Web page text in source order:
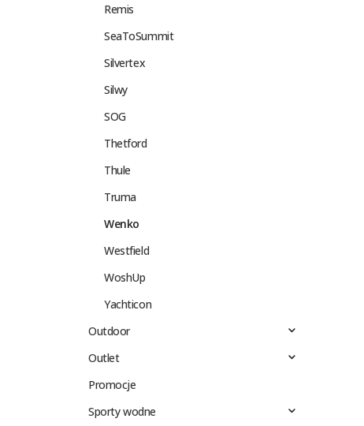
Remis
SeaToSummit
Silvertex
Silwy
SOG
Thetford
Thule
Truma
Wenko
Westfield
WoshUp
Yachticon
Outdoor
Outlet
Promocje
Sporty wodne